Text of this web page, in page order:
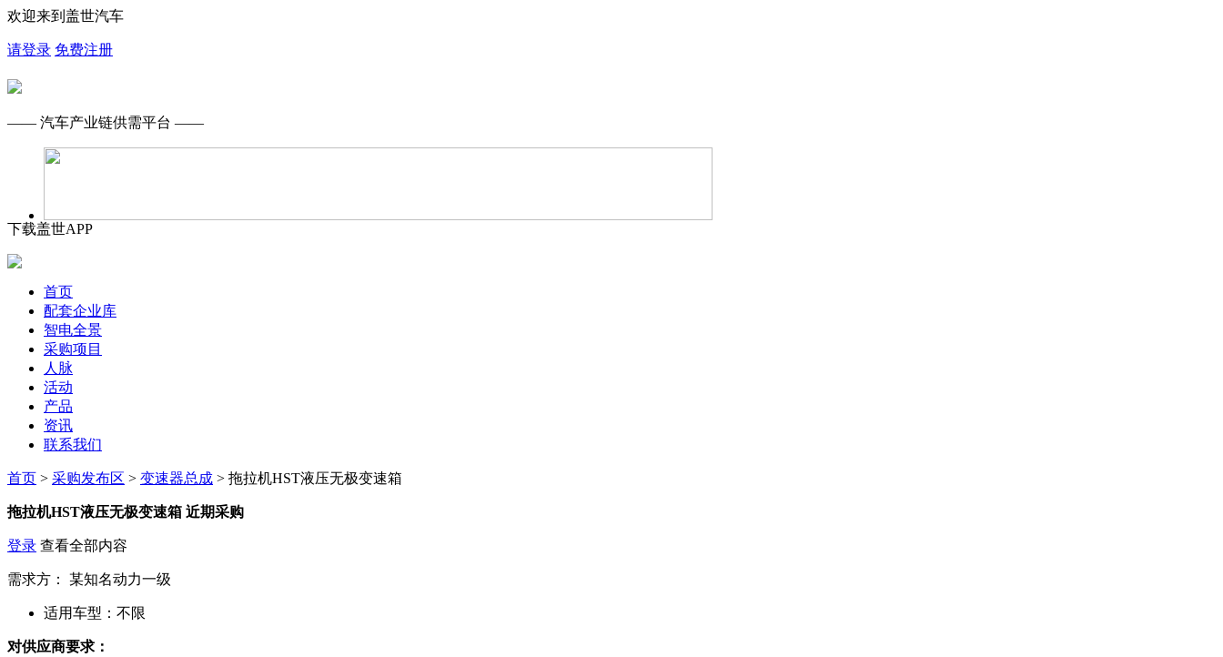
欢迎来到盖世汽车
请登录 免费注册
—— 汽车产业链供需平台 ——
下载盖世APP
首页
配套企业库
智电全景
采购项目
人脉
活动
产品
资讯
联系我们
首页 > 采购发布区 > 变速器总成 > 拖拉机HST液压无极变速箱
拖拉机HST液压无极变速箱 近期采购
登录 查看全部内容
需求方： 某知名动力一级
适用车型： 不限
对供应商要求：